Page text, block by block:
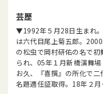
芸歴
▼1992年５月28日生まれ
は六代目尾上菊五郎。
の松虫で岡村研佑の名で
られ、05年１月新橋演舞
お久、『喜撰』の所化で
名題適任証取得。18年２月